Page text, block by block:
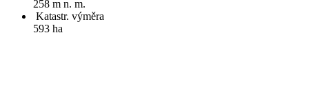
258 m n. m.
Katastr. výměra
593 ha